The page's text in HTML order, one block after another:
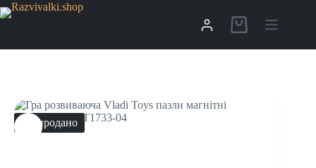
Распродано